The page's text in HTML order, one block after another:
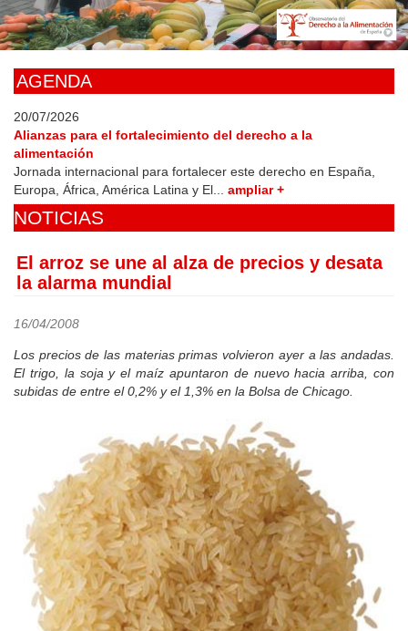
Skip
to
main
AGENDA
20/07/2026
Alianzas para el fortalecimiento del derecho a la
alimentación
Jornada internacional para fortalecer este derecho en España,
Europa, África, América Latina y El... ampliar +
NOTICIAS
El arroz se une al alza de precios y desata
la alarma mundial
16/04/2008
Los precios de las materias primas volvieron ayer a las andadas.
El trigo, la soja y el maíz apuntaron de nuevo hacia arriba, con
subidas de entre el 0,2% y el 1,3% en la Bolsa de Chicago.